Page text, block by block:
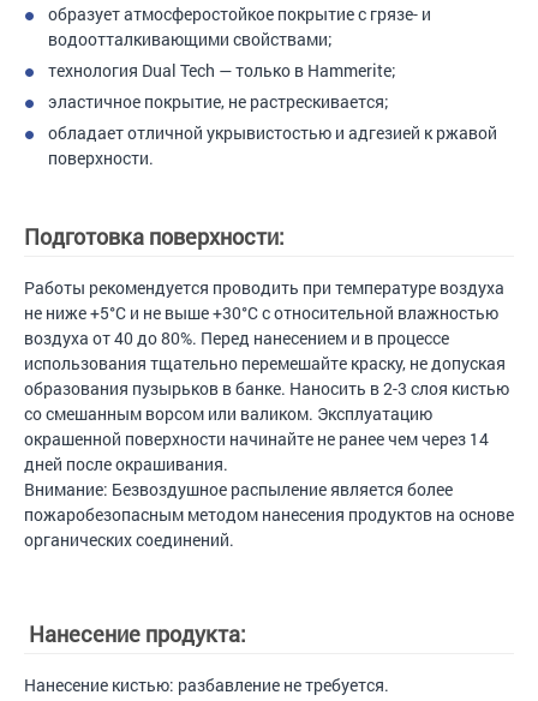
образует атмосферостойкое покрытие с грязе- и
водоотталкивающими свойствами;
технология Dual Tech — только в Hammerite;
эластичное покрытие, не растрескивается;
обладает отличной укрывистостью и адгезией к ржавой
поверхности.
Подготовка поверхности:
Работы рекомендуется проводить при температуре воздуха
не ниже +5°С и не выше +30°С с относительной влажностью
воздуха от 40 до 80%. Перед нанесением и в процессе
использования тщательно перемешайте краску, не допуская
образования пузырьков в банке. Наносить в 2-3 слоя кистью
со смешанным ворсом или валиком. Эксплуатацию
окрашенной поверхности начинайте не ранее чем через 14
дней после окрашивания.
Внимание: Безвоздушное распыление является более
пожаробезопасным методом нанесения продуктов на основе
органических соединений.
Нанесение продукта:
Нанесение кистью: разбавление не требуется.